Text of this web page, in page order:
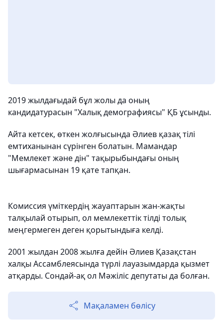
2019 жылдағыдай бұл жолы да оның
кандидатурасын "Халық демографиясы" ҚБ ұсынды.
Айта кетсек, өткен жолғысында Әлиев қазақ тілі
емтиханынан сүрінген болатын. Мамандар
"Мемлекет және дін" тақырыбындағы оның
шығармасынан 19 қате тапқан.
Комиссия үміткердің жауаптарын жан-жақты
талқылай отырып, ол мемлекеттік тілді толық
меңгермеген деген қорытындыға келді.
2001 жылдан 2008 жылға дейін Әлиев Қазақстан
халқы Ассамблеясында түрлі лауазымдарда қызмет
атқарды. Сондай-ақ ол Мәжіліс депутаты да болған.
Мақаламен бөлісу